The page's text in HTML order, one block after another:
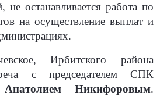
не останавливается работа по
на осуществление выплат и
Ирбитского района
с председателем СПК
Анатолием Никифоровым.